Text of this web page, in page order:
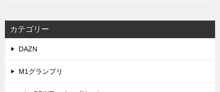
カテゴリー
DAZN
M1グランプリ